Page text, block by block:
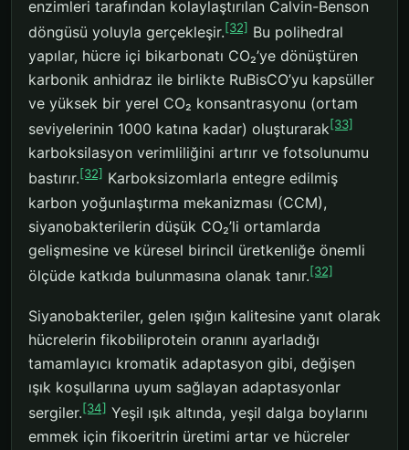
enzimleri tarafından kolaylaştırılan Calvin-Benson
döngüsü yoluyla gerçekleşir.[32] Bu polihedral
yapılar, hücre içi bikarbonatı CO₂’ye dönüştüren
karbonik anhidraz ile birlikte RuBisCO’yu kapsüller
ve yüksek bir yerel CO₂ konsantrasyonu (ortam
seviyelerinin 1000 katına kadar) oluşturarak[33]
karboksilasyon verimliliğini artırır ve fotsolunumu
bastırır.[32] Karboksizomlarla entegre edilmiş
karbon yoğunlaştırma mekanizması (CCM),
siyanobakterilerin düşük CO₂’li ortamlarda
gelişmesine ve küresel birincil üretkenliğe önemli
ölçüde katkıda bulunmasına olanak tanır.[32]
Siyanobakteriler, gelen ışığın kalitesine yanıt olarak
hücrelerin fikobiliprotein oranını ayarladığı
tamamlayıcı kromatik adaptasyon gibi, değişen
ışık koşullarına uyum sağlayan adaptasyonlar
sergiler.[34] Yeşil ışık altında, yeşil dalga boylarını
emmek için fikoeritrin üretimi artar ve hücreler